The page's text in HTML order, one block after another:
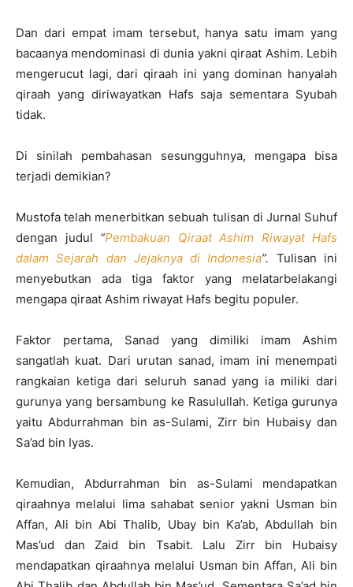
Dan dari empat imam tersebut, hanya satu imam yang
bacaanya mendominasi di dunia yakni qiraat Ashim. Lebih
mengerucut lagi, dari qiraah ini yang dominan hanyalah
qiraah yang diriwayatkan Hafs saja sementara Syubah
tidak.
Di sinilah pembahasan sesungguhnya, mengapa bisa
terjadi demikian?
Mustofa telah menerbitkan sebuah tulisan di Jurnal Suhuf
dengan judul “Pembakuan Qiraat Ashim Riwayat Hafs
dalam Sejarah dan Jejaknya di Indonesia”. Tulisan ini
menyebutkan ada tiga faktor yang melatarbelakangi
mengapa qiraat Ashim riwayat Hafs begitu populer.
Faktor pertama, Sanad yang dimiliki imam Ashim
sangatlah kuat. Dari urutan sanad, imam ini menempati
rangkaian ketiga dari seluruh sanad yang ia miliki dari
gurunya yang bersambung ke Rasulullah. Ketiga gurunya
yaitu Abdurrahman bin as-Sulami, Zirr bin Hubaisy dan
Sa’ad bin Iyas.
Kemudian, Abdurrahman bin as-Sulami mendapatkan
qiraahnya melalui lima sahabat senior yakni Usman bin
Affan, Ali bin Abi Thalib, Ubay bin Ka’ab, Abdullah bin
Mas’ud dan Zaid bin Tsabit. Lalu Zirr bin Hubaisy
mendapatkan qiraahnya melalui Usman bin Affan, Ali bin